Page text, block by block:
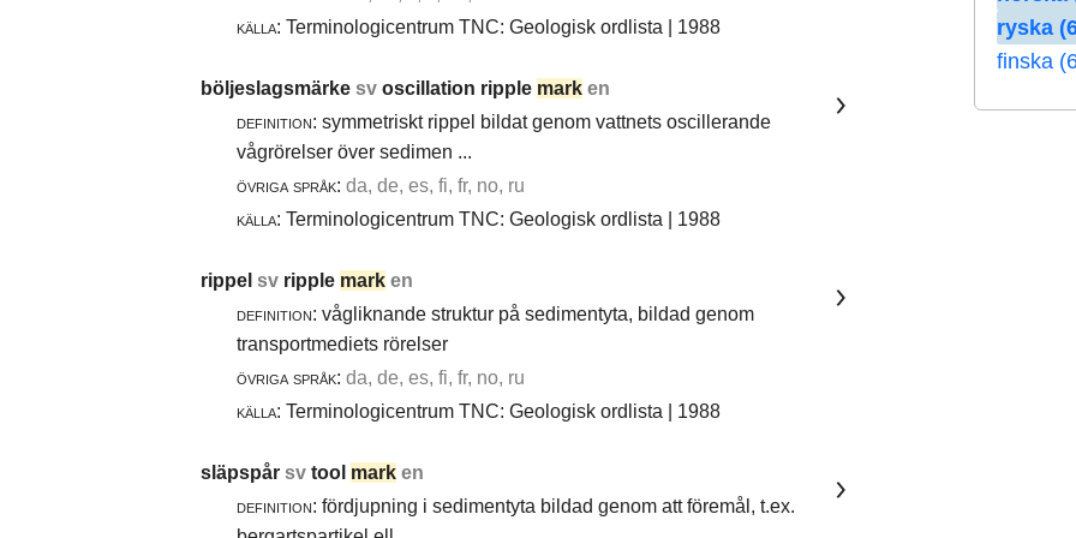
ryska
finska
källa: Terminologicentrum TNC: Geologisk ordlista | 1988
böljeslagsmärke sv oscillation ripple mark en
definition: symmetriskt rippel bildat genom vattnets oscillerande
vågrörelser över sedimen ...
övriga språk: da, de, es, fi, fr, no, ru
källa: Terminologicentrum TNC: Geologisk ordlista | 1988
rippel sv ripple mark en
definition: vågliknande struktur på sedimentyta, bildad genom
transportmediets rörelser
övriga språk: da, de, es, fi, fr, no, ru
källa: Terminologicentrum TNC: Geologisk ordlista | 1988
släpspår sv tool mark en
definition: fördjupning i sedimentyta bildad genom att föremål, t.ex.